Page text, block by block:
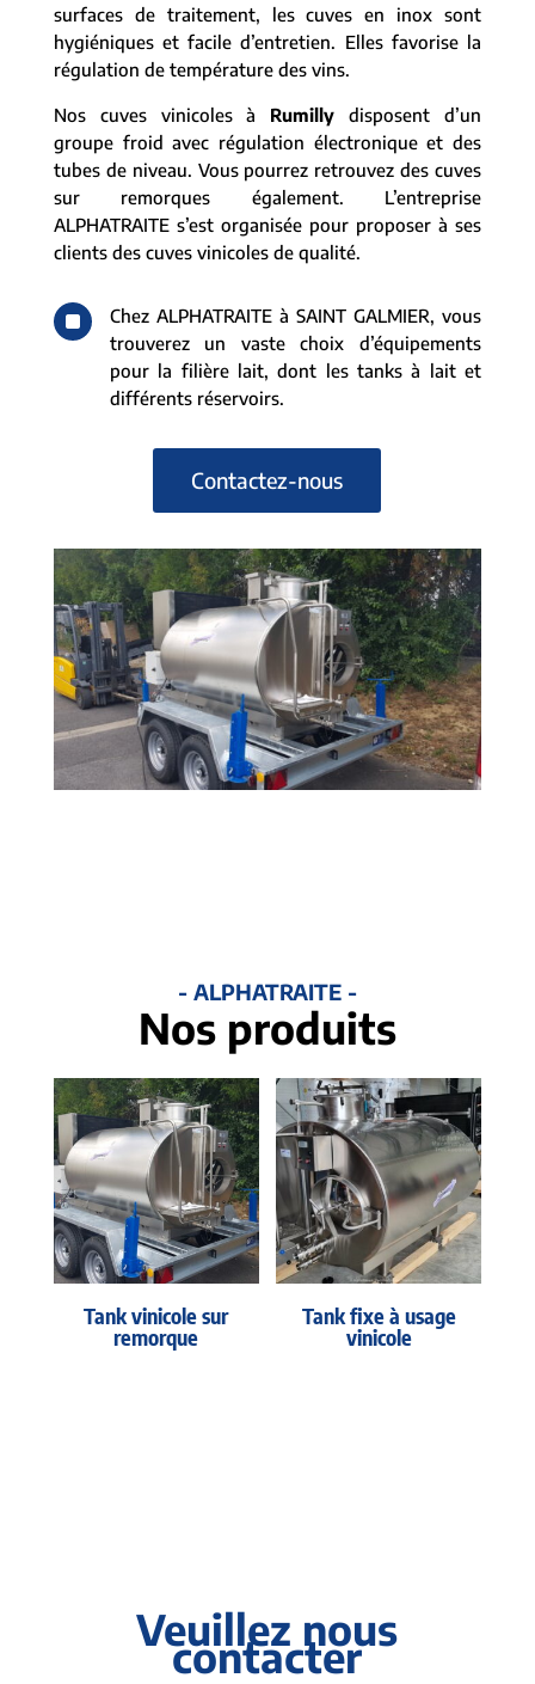
surfaces de traitement, les cuves en inox sont
hygiéniques et facile d’entretien. Elles favorise la
régulation de température des vins.
Nos cuves vinicoles à Rumilly disposent d’un
groupe froid avec régulation électronique et des
tubes de niveau. Vous pourrez retrouvez des cuves
sur remorques également. L’entreprise
ALPHATRAITE s’est organisée pour proposer à ses
clients des cuves vinicoles de qualité.
^
Chez ALPHATRAITE à SAINT GALMIER, vous
trouverez un vaste choix d’équipements
pour la filière lait, dont les tanks à lait et
différents réservoirs.
Contactez-nous
- ALPHATRAITE -
Nos produits
Tank vinicole sur
remorque
Tank fixe à usage
vinicole
Veuillez nous
contacter